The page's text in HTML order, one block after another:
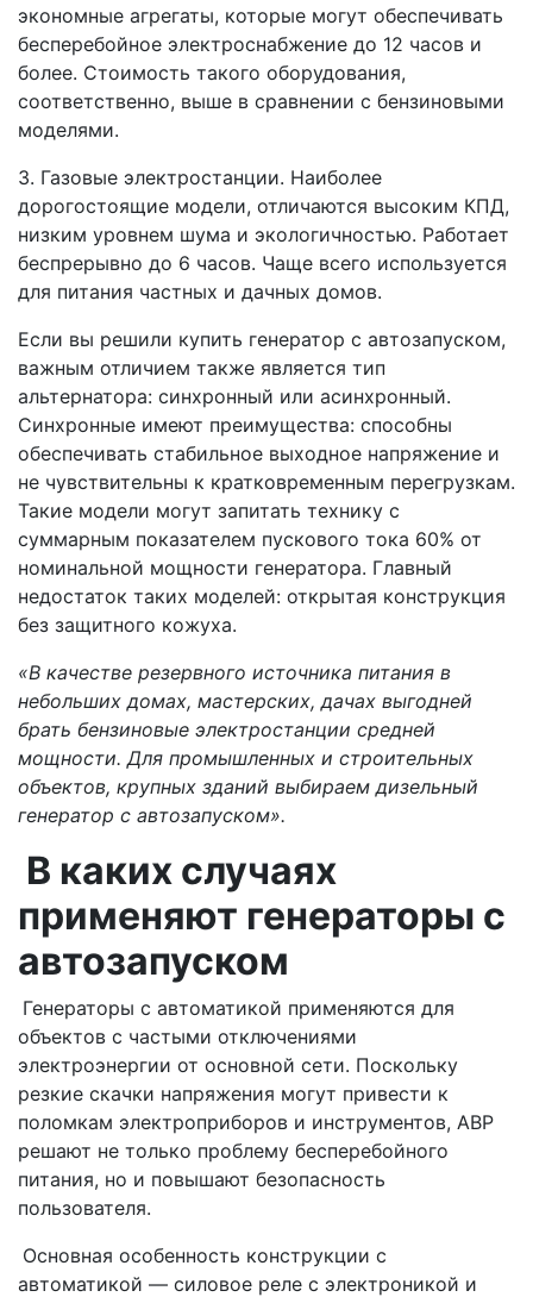
экономные агрегаты, которые могут обеспечивать
бесперебойное электроснабжение до 12 часов и
более. Стоимость такого оборудования,
соответственно, выше в сравнении с бензиновыми
моделями.
3. Газовые электростанции. Наиболее
дорогостоящие модели, отличаются высоким КПД,
низким уровнем шума и экологичностью. Работает
беспрерывно до 6 часов. Чаще всего используется
для питания частных и дачных домов.
Если вы решили купить генератор с автозапуском,
важным отличием также является тип
альтернатора: синхронный или асинхронный.
Синхронные имеют преимущества: способны
обеспечивать стабильное выходное напряжение и
не чувствительны к кратковременным перегрузкам.
Такие модели могут запитать технику с
суммарным показателем пускового тока 60% от
номинальной мощности генератора. Главный
недостаток таких моделей: открытая конструкция
без защитного кожуха.
«В качестве резервного источника питания в
небольших домах, мастерских, дачах выгодней
брать бензиновые электростанции средней
мощности. Для промышленных и строительных
объектов, крупных зданий выбираем дизельный
генератор с автозапуском».
В каких случаях
применяют генераторы с
автозапуском
Генераторы с автоматикой применяются для
объектов с частыми отключениями
электроэнергии от основной сети. Поскольку
резкие скачки напряжения могут привести к
поломкам электроприборов и инструментов, АВР
решают не только проблему бесперебойного
питания, но и повышают безопасность
пользователя.
Основная особенность конструкции с
автоматикой — силовое реле с электроникой и